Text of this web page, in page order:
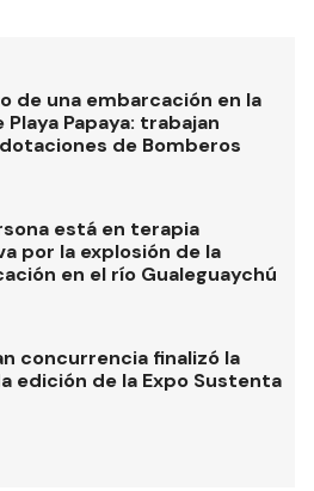
de una embarcación en la
Playa Papaya: trabajan
de Bomberos
está en terapia
por la explosión de la
en el río Gualeguaychú
concurrencia finalizó la
edición de la Expo Sustenta